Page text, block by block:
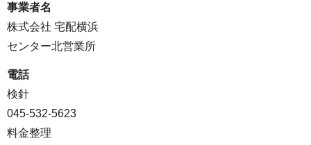
事業者名
株式会社 宅配横浜
センター北営業所
電話
検針
045-532-5623
料金整理